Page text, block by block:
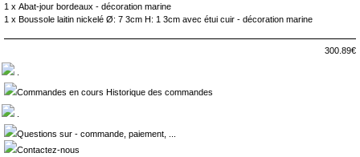
1 x Abat-jour bordeaux - décoration marine
1 x Boussole laitin nickelé Ø: 7 3cm H: 1 3cm avec étui cuir - décoration marine
300.89€
Commandes en cours Historique des commandes
Questions sur - commande, paiement, ...
Contactez-nous